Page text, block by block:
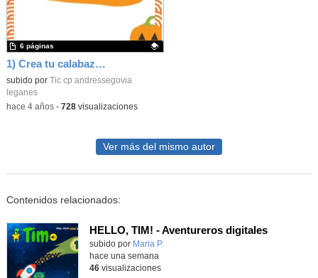
1) Crea tu calabaza de Halloween.
Contenido educativo.
subido por Tic cp andressegovia
leganes
6 páginas
-hace 4 años- 728visualizaciones
Ver más del mismo autor
Contenidos relacionados:
HELLO, TIM! - Aventureros digitales
Contenido educativo.
subido por Maria P.
hace una semana
46visualizaciones